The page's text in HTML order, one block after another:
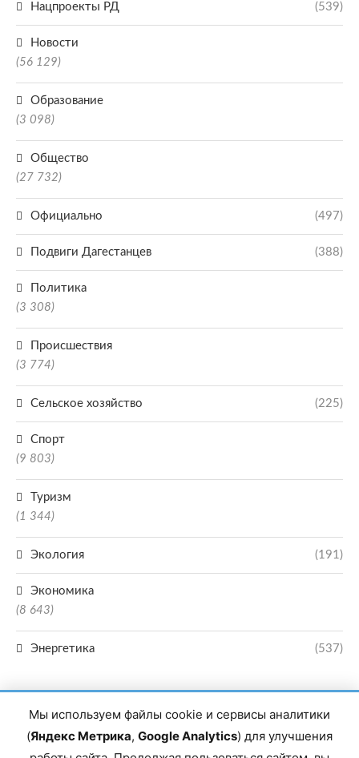
Нацпроекты РД (539)
Новости
(56 129)
Образование
(3 098)
Общество
(27 732)
Официально (497)
Подвиги Дагестанцев (388)
Политика
(3 308)
Происшествия
(3 774)
Сельское хозяйство (225)
Спорт
(9 803)
Туризм
(1 344)
Экология (191)
Экономика
(8 643)
Энергетика (537)
Мы используем файлы cookie и сервисы аналитики
(Яндекс Метрика, Google Analytics) для улучшения